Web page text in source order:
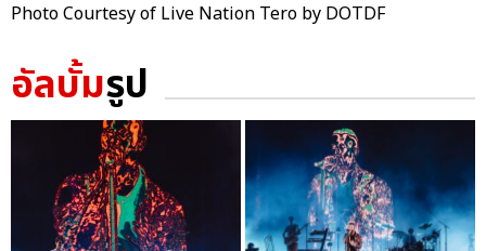
Photo Courtesy of Live Nation Tero by DOTDF
อัลบั้มรูป